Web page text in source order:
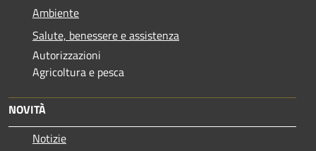
Ambiente
Salute, benessere e assistenza
Autorizzazioni
Agricoltura e pesca
NOVITÀ
Notizie